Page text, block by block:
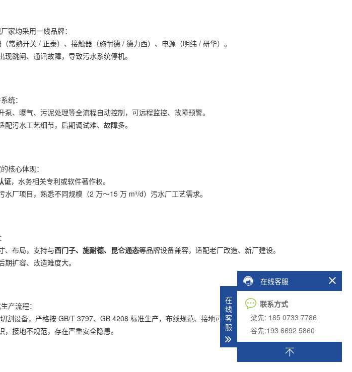
家均采用一线品牌：
常熟开关 / 正泰）、接触器（施耐德 / 德力西）、电源（明纬 / 研华）。
跳闸、通讯故障，导致污水系统停机。
统：
泵、曝气、污泥处理等全流程自动控制，可远程监控、故障预警。
污水工艺细节，后期调试难、故障多。
核心体现：
证，水务相关专利或软件著作权。
水厂项目，熟悉不同规模（2 万～15 万 m³/d）污水厂工艺需求。
、布局，支持与西门子、施耐德、昆仑通态等品牌设备兼容，适配老厂改造、新厂建设。
扩容、改造难度大。
产流程：
割设备，严格按 GB/T 3797、GB 4208 标准生产，布线规范、接地可靠。
接地不规范，存在严重安全隐患。
在线客服
联系方式
梁先: 185 0733 7786
谷先:193 6692 5860
在
线
客
服